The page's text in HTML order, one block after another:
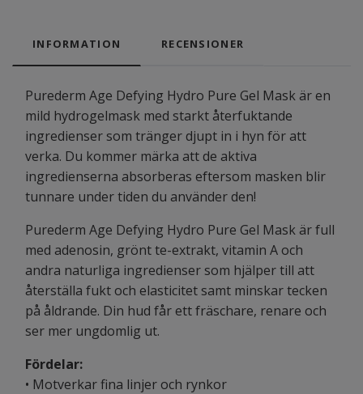
INFORMATION RECENSIONER
Purederm Age Defying Hydro Pure Gel Mask är en
mild hydrogelmask med starkt återfuktande
ingredienser som tränger djupt in i hyn för att
verka. Du kommer märka att de aktiva
ingredienserna absorberas eftersom masken blir
tunnare under tiden du använder den!
Purederm Age Defying Hydro Pure Gel Mask är full
med adenosin, grönt te-extrakt, vitamin A och
andra naturliga ingredienser som hjälper till att
återställa fukt och elasticitet samt minskar tecken
på åldrande. Din hud får ett fräschare, renare och
ser mer ungdomlig ut.
Fördelar:
• Motverkar fina linjer och rynkor